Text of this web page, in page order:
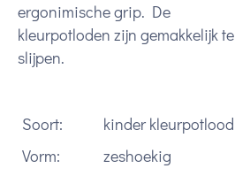
ergonimische grip. De
kleurpotloden zijn gemakkelijk te
slijpen.
Soort:
kinder kleurpotlood
Vorm:
zeshoekig